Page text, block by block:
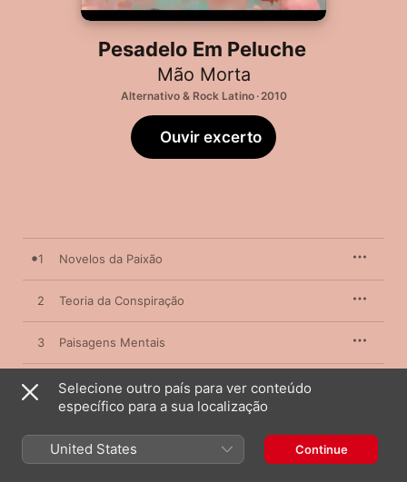
Pesadelo Em Peluche
Mão Morta
Alternativo & Rock Latino · 2010
Ouvir excerto
1 Novelos da Paixão
2 Teoria da Conspiração
3 Paisagens Mentais
4 Biblioteca Espectral
Como um Vampiro
Selecione outro país para ver conteúdo
específico para a sua localização
United States Continue